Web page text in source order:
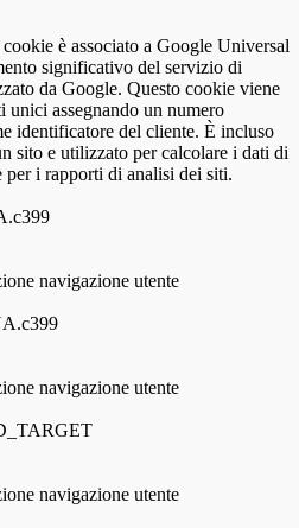
è associato a Google Universal
significativo del servizio di
da Google. Questo cookie viene
unici assegnando un numero
identificatore del cliente. È incluso
sito e utilizzato per calcolare i dati di
per i rapporti di analisi dei siti.
navigazione utente
navigazione utente
navigazione utente